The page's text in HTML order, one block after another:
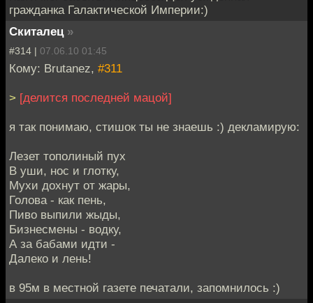
гражданка Галактической Империи:)
Скиталец »
#314 | 07.06.10 01:45
Кому: Brutanez, #311
> [делится последней мацой]
я так понимаю, стишок ты не знаешь :) декламирую:
Лезет тополиный пух
В уши, нос и глотку,
Мухи дохнут от жары,
Голова - как пень,
Пиво выпили жыды,
Бизнесмены - водку,
А за бабами идти -
Далеко и лень!
в 95м в местной газете печатали, запомнилось :)